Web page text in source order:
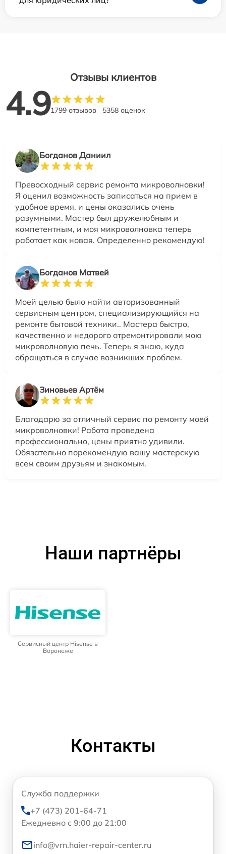
Отзывы клиентов
4.91799 отзывов 5358 оценок
Богданов Даниил
Превосходный сервис ремонта микроволновки!
Я оценил возможность записаться на прием в
удобное время, и цены оказались очень
разумными. Мастер был дружелюбным и
компетентным, и моя микроволновка теперь
работает как новая. Определенно рекомендую!
Богданов Матвей
Моей целью было найти авторизованный
сервисным центром, специализирующийся на
ремонте бытовой техники.. Мастера быстро,
качественно и недорого отремонтировали мою
микроволновую печь. Теперь я знаю, куда
обращаться в случае возникших проблем.
Зиновьев Артём
Благодарю за отличный сервис по ремонту моей
микроволновки! Работа проведена
профессионально, цены приятно удивили.
Обязательно порекомендую вашу мастерскую
всем своим друзьям и знакомым.
Наши партнёры
Сервисный центр Hisense в
Воронеже
Контакты
Служба поддержки
+7 (473) 201-64-71
Ежедневно с 9:00 до 21:00
info@vrn.haier-repair-center.ru